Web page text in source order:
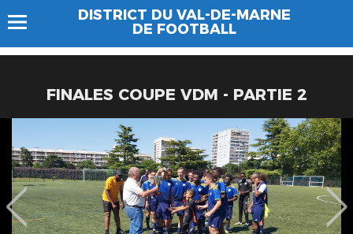
DISTRICT DU VAL-DE-MARNE
DE FOOTBALL
FINALES COUPE VDM - PARTIE 2